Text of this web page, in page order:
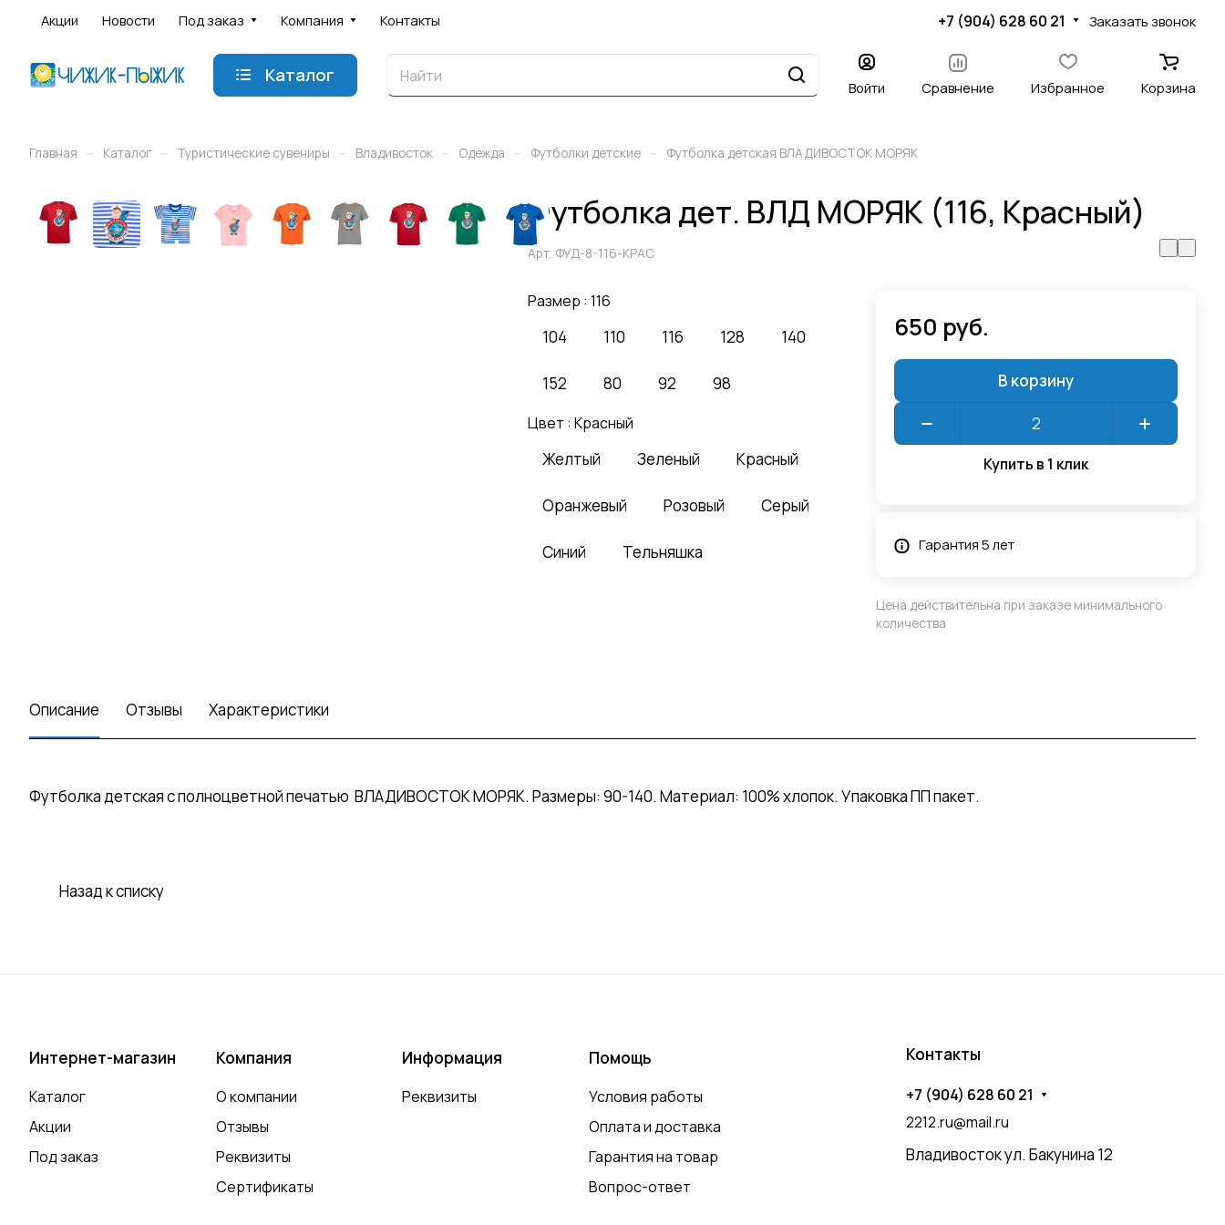
Акции Новости Под заказ Компания Контакты +7 (904) 628 60 21 Заказать звонок
Каталог
Войти Сравнение Избранное Корзина
Главная – Каталог – Туристические сувениры – Владивосток – Одежда – Футболки детские – Футболка детская ВЛАДИВОСТОК МОРЯК
Футболка дет. ВЛД МОРЯК (116, Красный)
Арт. ФУД-8-116-КРАС
Размер : 116
104 110 116 128 140
152 80 92 98
Цвет : Красный
Желтый Зеленый Красный
Оранжевый Розовый Серый
Синий Тельняшка
650 руб.
В корзину
Купить в 1 клик
Гарантия 5 лет
Цена действительна при заказе минимального
количества
Описание Отзывы Характеристики
Футболка детская с полноцветной печатью ВЛАДИВОСТОК МОРЯК. Размеры: 90-140. Материал: 100% хлопок. Упаковка ПП пакет.
Назад к списку
Интернет-магазин
Каталог
Акции
Под заказ
Компания
О компании
Отзывы
Реквизиты
Сертификаты
Информация
Реквизиты
Помощь
Условия работы
Оплата и доставка
Гарантия на товар
Вопрос-ответ
Контакты
+7 (904) 628 60 21
2212.ru@mail.ru
Владивосток ул. Бакунина 12